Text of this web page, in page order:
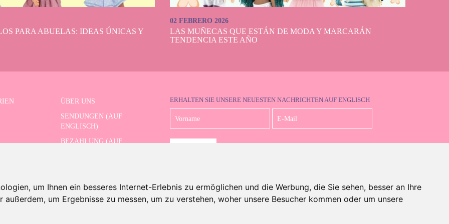
um Ihnen ein besseres Internet-Erlebnis zu ermöglichen und die Werbung, die Sie sehen, besser an Ihre
um Ergebnisse zu messen, um zu verstehen, woher unsere Besucher kommen oder um unsere
PARA ABUELAS: IDEAS ÚNICAS Y
02 FEBRERO 2026
LAS MUÑECAS QUE ESTÁN DE MODA Y MARCARÁN
TENDENCIA ESTE AÑO
ÜBER UNS
SENDUNGEN (AUF
ENGLISCH)
BEZAHLUNG (AUF
KONTAKT
ERHALTEN SIE UNSERE NEUESTEN NACHRICHTEN AUF ENGLISCH